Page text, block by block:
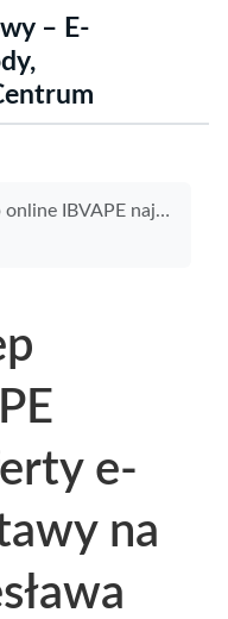
– E-
e-liquidy i zestawy na osiedle bolesława chrobrego
e-
na